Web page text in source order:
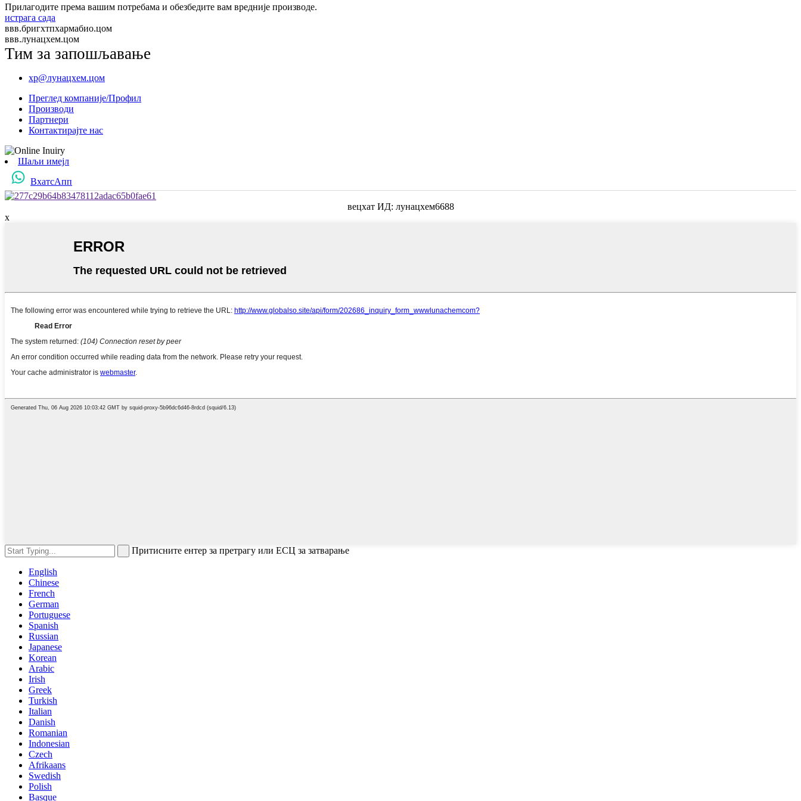
Прилагодите према вашим потребама и обезбедите вам вредније производе.
истрага сада
ввв.бригхтпхармабио.цом
ввв.лунацхем.цом
Тим за запошљавање
хр@лунацхем.цом
Преглед компаније/Профил
Производи
Партнери
Контактирајте нас
Шаљи имејл
ВхатсАпп
вецхат ИД: лунацхем6688
x
Притисните ентер за претрагу или ЕСЦ за затварање
English
Chinese
French
German
Portuguese
Spanish
Russian
Japanese
Korean
Arabic
Irish
Greek
Turkish
Italian
Danish
Romanian
Indonesian
Czech
Afrikaans
Swedish
Polish
Basque